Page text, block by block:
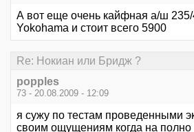
А вот еще очень кайфная а/ш
Yokohama и стоит всего 5900
Re: Нокиан или Бридж ?
popples
73 - 20.08.2009 - 12:09
я сужу по тестам проведенными
своим ощущениям когда на полно